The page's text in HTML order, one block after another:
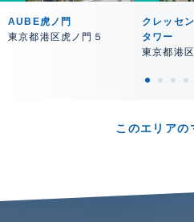
AUBE虎ノ門
東京都港区虎ノ門５
クレッセ
タワー
東京都港
このエリアの